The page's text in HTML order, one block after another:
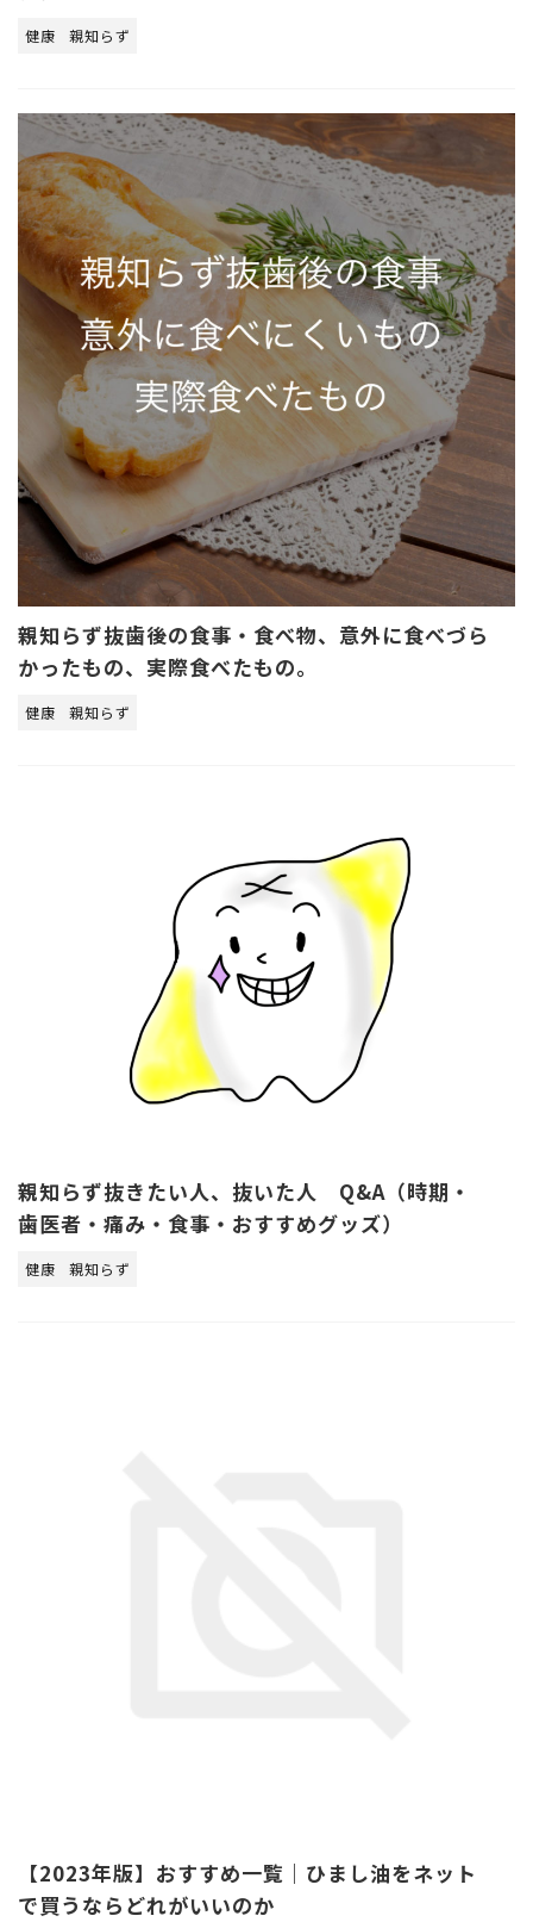
健康 親知らず
親知らず抜歯後の食事・食べ物、意外に食べづら
かったもの、実際食べたもの。
健康 親知らず
親知らず抜きたい人、抜いた人 Q&A（時期・
歯医者・痛み・食事・おすすめグッズ）
健康 親知らず
【2023年版】おすすめ一覧｜ひまし油をネット
で買うならどれがいいのか